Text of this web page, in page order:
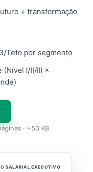
+ transformação
Teto por segmento
I/II/III ×
· ~50 KB
SALARIAL EXECUTIVO